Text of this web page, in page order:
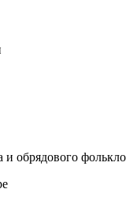
и обрядового